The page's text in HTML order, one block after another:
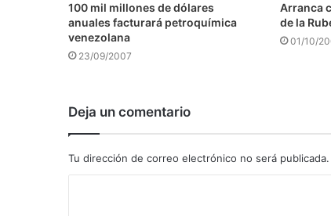
100 mil millones de dólares
anuales facturará petroquímica
venezolana
23/09/2007
Arranca
de la
01/10/
Deja un comentario
Tu dirección de correo electrónico no será publicada.